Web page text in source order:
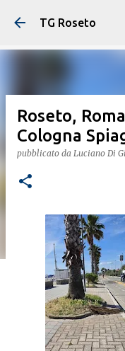
Passa
TG Roseto
Roseto,
Cologna
pubblicato da Luciano Di